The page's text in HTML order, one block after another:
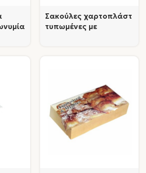
Σακούλες χαρτοπλάστ
τυπωμένες με